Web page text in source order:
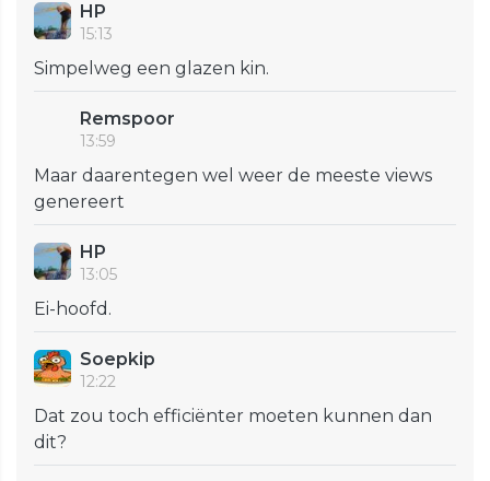
HP
15:13
Simpelweg een glazen kin.
Remspoor
13:59
Maar daarentegen wel weer de meeste views
genereert
HP
13:05
Ei-hoofd.
Soepkip
12:22
Dat zou toch efficiënter moeten kunnen dan
dit?